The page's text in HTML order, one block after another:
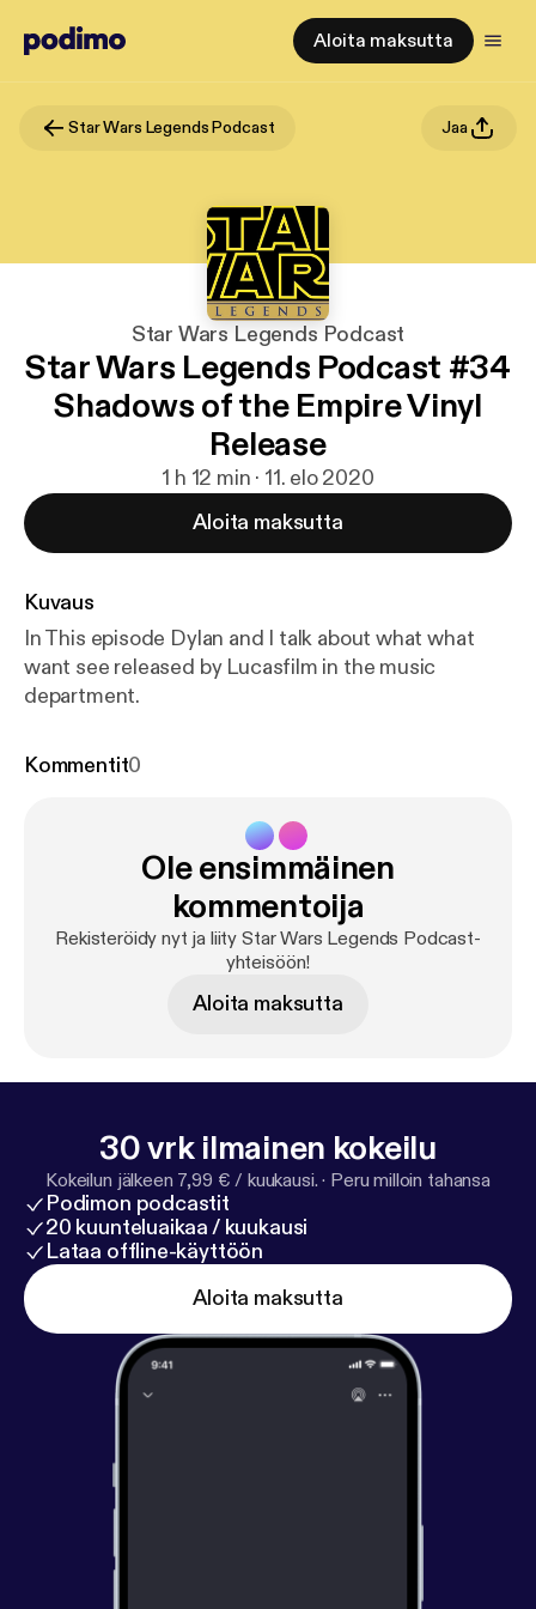
Aloita maksutta
Star Wars Legends Podcast Jaa
Star Wars Legends Podcast
Star Wars Legends Podcast #34
Shadows of the Empire Vinyl
Release
1 h 12 min · 11. elo 2020
Aloita maksutta
Kuvaus
In This episode Dylan and I talk about what what
want see released by Lucasfilm in the music
department.
Kommentit0
Ole ensimmäinen
kommentoija
Rekisteröidy nyt ja liity Star Wars Legends Podcast-
yhteisöön!
Aloita maksutta
30 vrk ilmainen kokeilu
Kokeilun jälkeen 7,99 € / kuukausi. · Peru milloin tahansa
Podimon podcastit
20 kuunteluaikaa / kuukausi
Lataa offline-käyttöön
Aloita maksutta